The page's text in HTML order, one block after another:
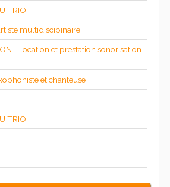
TRIO
multidiscipinaire
– location et prestation sonorisation
et chanteuse
TRIO